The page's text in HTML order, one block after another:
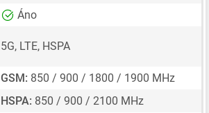
Áno
5G, LTE, HSPA
GSM: 850 / 900 / 1800 / 1900 MHz
HSPA: 850 / 900 / 2100 MHz